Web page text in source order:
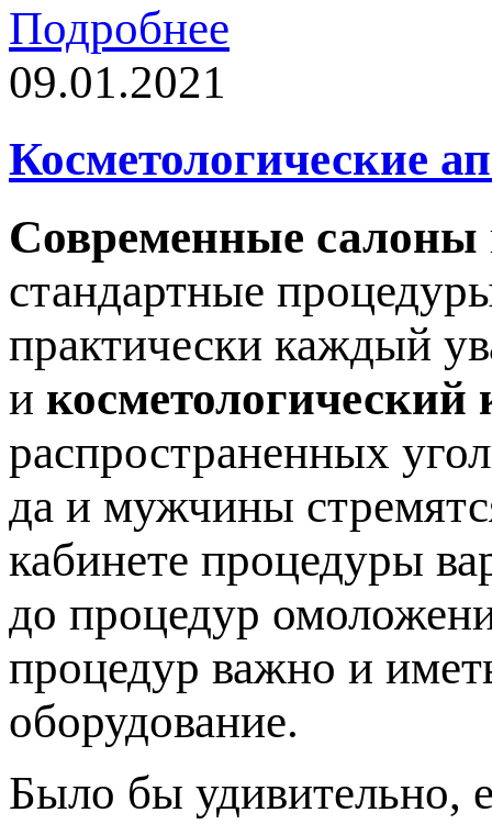
Подробнее
09.01.2021
Косметологические
Современные салоны
стандартные
практически каждый
и косметологический
распространенных
да и мужчины
кабинете процедуры
до процедур
процедур важно и
оборудование.
Было бы удивительно,